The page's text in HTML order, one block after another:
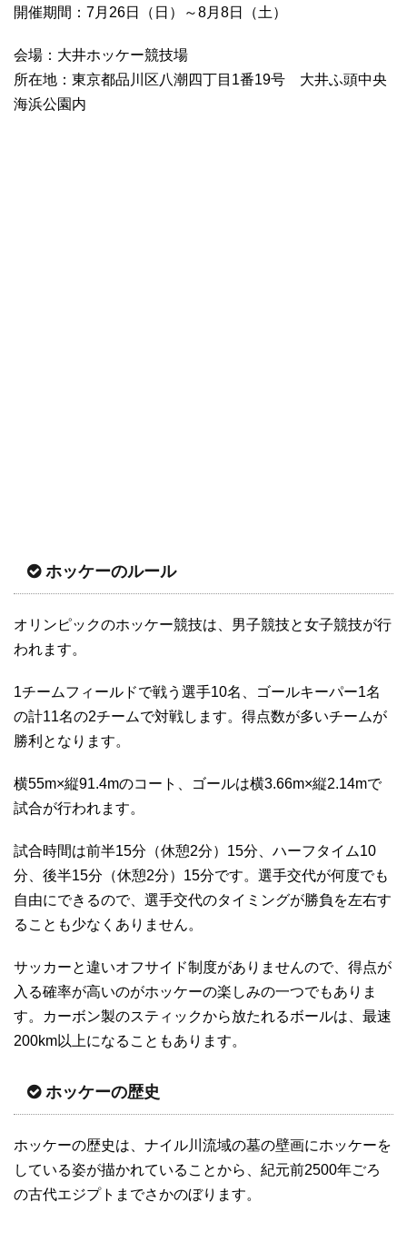
開催期間：7月26日（日）～8月8日（土）
会場：大井ホッケー競技場
所在地：東京都品川区八潮四丁目1番19号 大井ふ頭中央
海浜公園内
ホッケーのルール
オリンピックのホッケー競技は、男子競技と女子競技が行
われます。
1チームフィールドで戦う選手10名、ゴールキーパー1名
の計11名の2チームで対戦します。得点数が多いチームが
勝利となります。
横55m×縦91.4mのコート、ゴールは横3.66m×縦2.14mで
試合が行われます。
試合時間は前半15分（休憩2分）15分、ハーフタイム10
分、後半15分（休憩2分）15分です。選手交代が何度でも
自由にできるので、選手交代のタイミングが勝負を左右す
ることも少なくありません。
サッカーと違いオフサイド制度がありませんので、得点が
入る確率が高いのがホッケーの楽しみの一つでもありま
す。カーボン製のスティックから放たれるボールは、最速
200km以上になることもあります。
ホッケーの歴史
ホッケーの歴史は、ナイル川流域の墓の壁画にホッケーを
している姿が描かれていることから、紀元前2500年ごろ
の古代エジプトまでさかのぼります。